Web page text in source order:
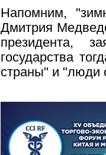
Напомним,
Дмитрия
президента,
государства
страны" и "люди